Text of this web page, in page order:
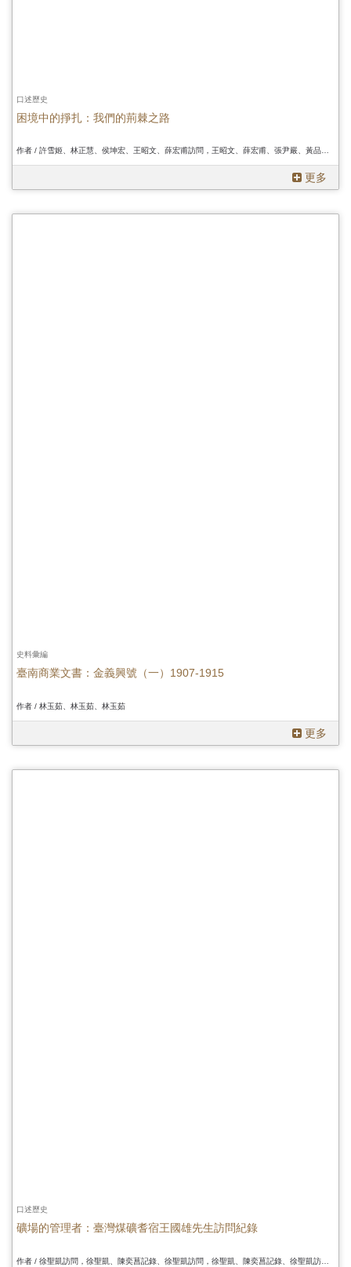
口述歷史
困境中的掙扎：我們的荊棘之路
作者 / 許雪姬、林正慧、侯坤宏、王昭文、薛宏甫訪問，王昭文、薛宏甫、張尹嚴、黃品豪、林建廷、黃子寧、陳慧瑛、葉人鳳記錄、許雪姬、林正慧、侯坤宏、王昭文、薛宏甫訪問，王昭文、薛宏甫、張尹嚴、黃品豪、林建廷、黃子寧、陳慧瑛、葉人鳳記錄、許雪姬、林正慧、侯坤宏、王昭文、薛宏甫訪問，王昭文、薛宏甫、張尹嚴、黃品豪、林建廷、黃子寧、陳慧瑛、葉人鳳記錄
更多
史料彙編
臺南商業文書：金義興號（一）1907-1915
作者 / 林玉茹、林玉茹、林玉茹
更多
口述歷史
礦場的管理者：臺灣煤礦耆宿王國雄先生訪問紀錄
作者 / 徐聖凱訪問，徐聖凱、陳奕菖記錄、徐聖凱訪問，徐聖凱、陳奕菖記錄、徐聖凱訪問，徐聖凱、陳奕菖記錄